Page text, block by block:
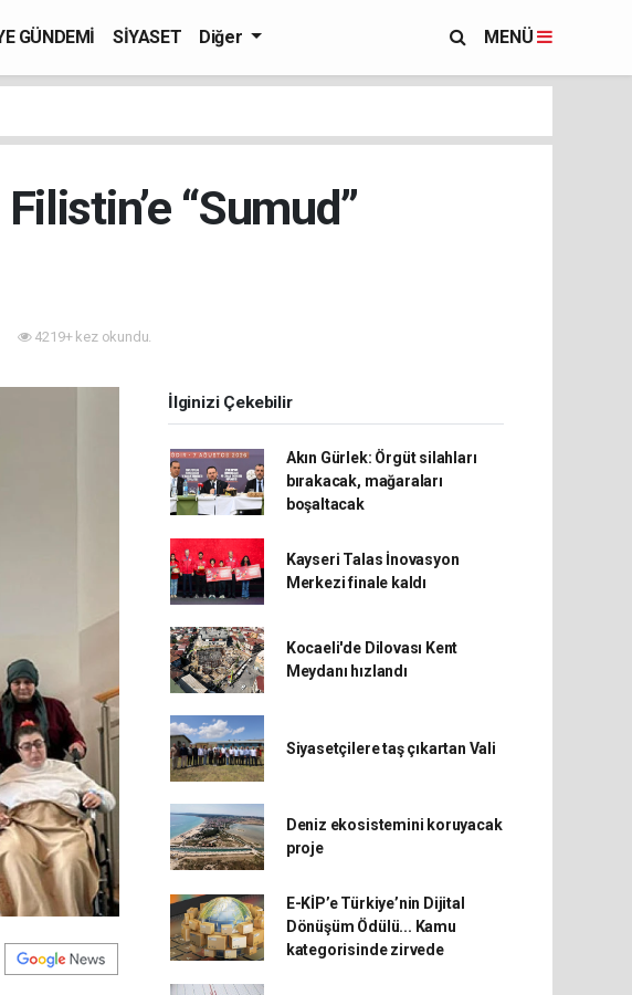
GÜNDEMİ SİYASET Diğer MENÜ
“Sumud”
4219+ kez okundu.
İlginizi Çekebilir
Akın Gürlek: Örgüt silahları
bırakacak, mağaraları
boşaltacak
Kayseri Talas İnovasyon
Merkezi finale kaldı
Kocaeli'de Dilovası Kent
Meydanı hızlandı
Siyasetçilere taş çıkartan Vali
Deniz ekosistemini koruyacak
proje
E-KİP’e Türkiye’nin Dijital
Dönüşüm Ödülü... Kamu
kategorisinde zirvede